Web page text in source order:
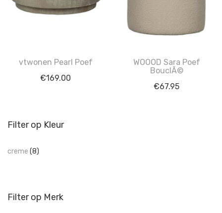
vtwonen Pearl Poef
€169.00
WOOOD Sara Poef
BouclÃ©
€67.95
Filter op Kleur
creme (8)
Filter op Merk